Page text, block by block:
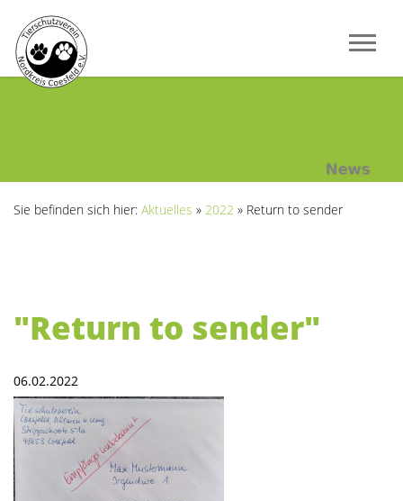
Sie befinden sich hier: Aktuelles » 2022 » Return to sender
"Return to sender"
06.02.2022